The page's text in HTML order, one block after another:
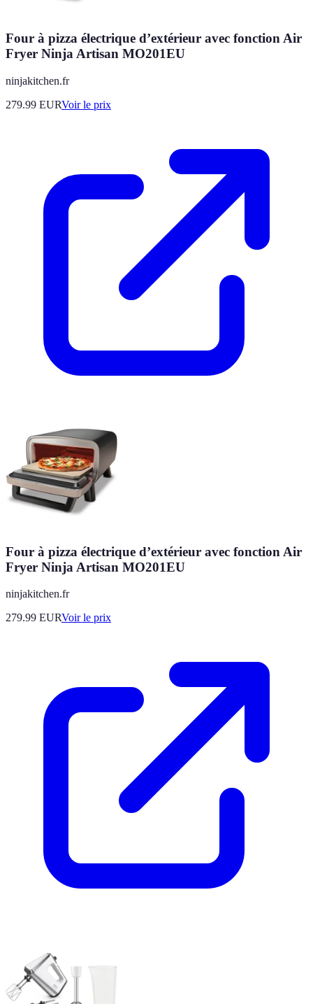
Four à pizza électrique d’extérieur avec fonction Air
Fryer Ninja Artisan MO201EU
ninjakitchen.fr
279.99 EURVoir le prix
Four à pizza électrique d’extérieur avec fonction Air
Fryer Ninja Artisan MO201EU
ninjakitchen.fr
279.99 EURVoir le prix